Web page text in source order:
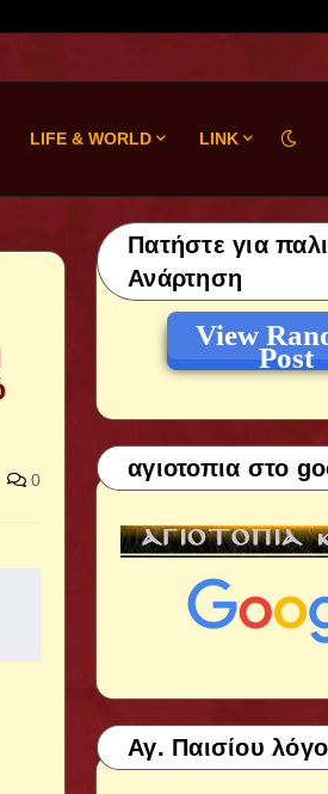
LIFE & WORLD LINK
0
Πατήστε για
Ανάρτηση
View
Post
αγιοτοπια στο
Αγ. Παισίου